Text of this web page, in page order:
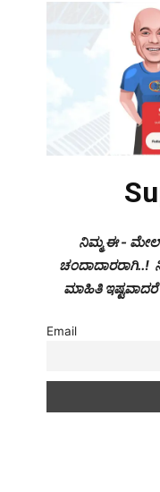
ನಿಮ್ಮ ಈ -
ಚಂದಾದಾರರಾಗಿ..!
ಮಾಹಿತಿ
Email